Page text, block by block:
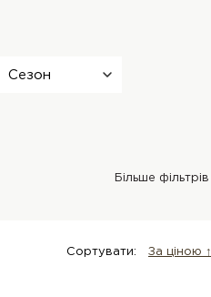
Сезон
Більше фільтрів
Сортувати: За цiною ↑